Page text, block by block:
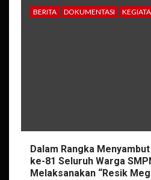
BERITA DOKUMENTASI
Dalam Rangka
ke-81 Seluruh Warga
Melaksanakan “Resik